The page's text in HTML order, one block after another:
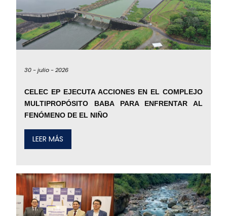
30 -julio -2026
CELEC EP EJECUTA ACCIONES EN EL COMPLEJO
MULTIPROPÓSITO BABA PARA ENFRENTAR AL
FENÓMENO DE EL NIÑO
LEER MÁS